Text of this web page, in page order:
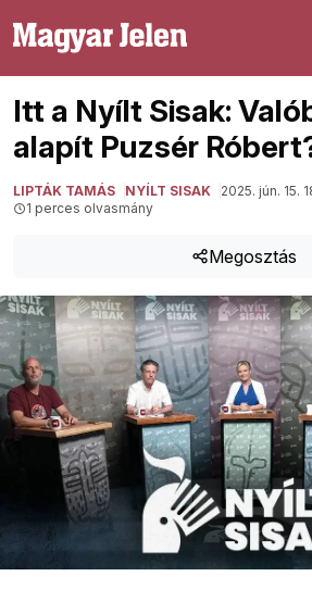
Itt a Nyílt Sisak:
alapít Puzsér
LIPTÁK TAMÁS NYÍLT SISAK
2025. jún. 15.
1 perces olvasmány
Megosztás